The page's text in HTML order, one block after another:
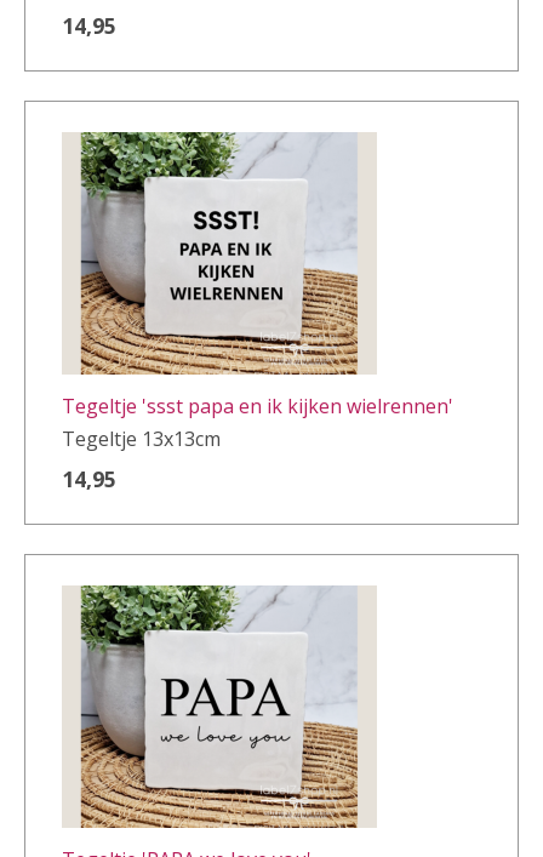
14,95
Tegeltje 'ssst papa en ik kijken wielrennen'
Tegeltje 13x13cm
14,95